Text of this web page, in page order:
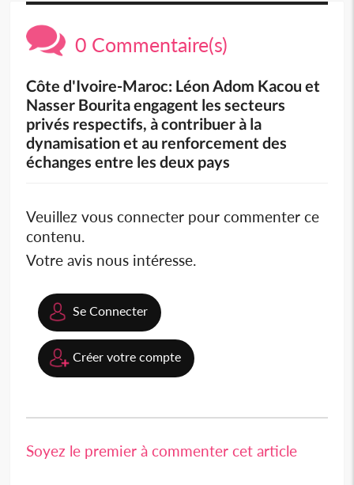
0 Commentaire(s)
Côte d'Ivoire-Maroc: Léon Adom Kacou et
Nasser Bourita engagent les secteurs
privés respectifs, à contribuer à la
dynamisation et au renforcement des
échanges entre les deux pays
Veuillez vous connecter pour commenter ce
contenu.
Votre avis nous intéresse.
Se Connecter
Créer votre compte
Soyez le premier à commenter cet article